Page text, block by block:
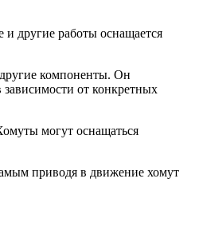
и другие работы оснащается
компоненты. Он
от конкретных
могут оснащаться
приводя в движение хомут